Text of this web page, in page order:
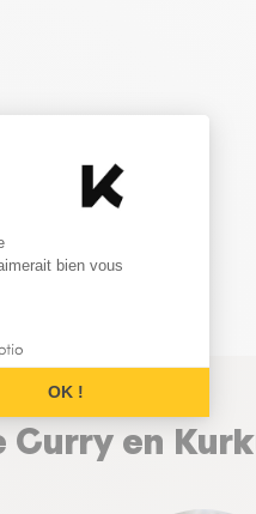
en
Platform:
bien vous
OK !